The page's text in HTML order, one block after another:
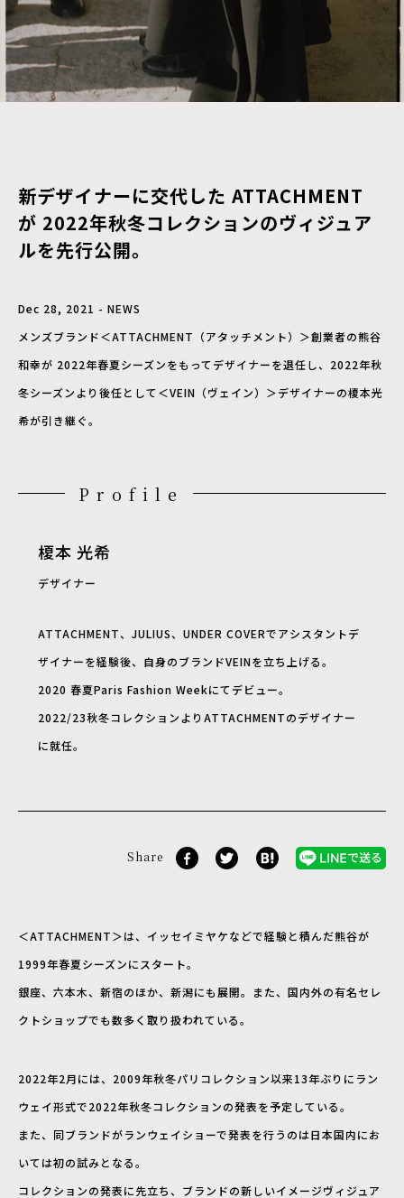
新デザイナーに交代した ATTACHMENT
が 2022年秋冬コレクションのヴィジュア
ルを先行公開。
Dec 28, 2021 - NEWS
メンズブランド＜ATTACHMENT（アタッチメント）＞創業者の熊⾕
和幸が 2022年春夏シーズンをもってデザイナーを退任し、2022年秋
冬シーズンより後任として＜VEIN（ヴェイン）＞デザイナーの榎本光
希が引き継ぐ。
Profile
榎本 光希
デザイナー
ATTACHMENT、 JULIUS、 UNDER COVERでアシスタントデ
ザイナーを経験後、自身のブランドVEINを立ち上げる。
2020 春夏Paris Fashion Weekにてデビュー。
2022/23秋冬コレクションよりATTACHMENTのデザイナー
に就任。
Share
＜ATTACHMENT＞は、イッセイミヤケなどで経験と積んだ熊⾕が
1999年春夏シーズンにスタート。
銀座、六本⽊、新宿のほか、新潟にも展開。また、国内外の有名セレ
クトショップでも数多く取り扱われている。
2022年2⽉には、2009年秋冬パリコレクション以来13年ぶりにラン
ウェイ形式で2022年秋冬コレクションの発表を予定している。
また、同ブランドがランウェイショーで発表を行うのは日本国内にお
いては初の試みとなる。
コレクションの発表に先立ち、ブランドの新しいイメージヴィジュア